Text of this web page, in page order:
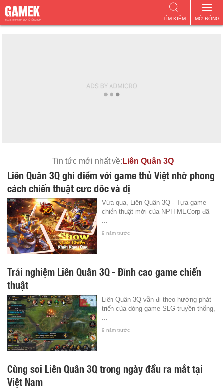
MỞ RỘNG
TÌM KIẾM
Tin tức mới nhất về: Liên Quân 3Q
Liên Quân 3Q ghi điểm với game thủ Việt nhờ phong
cách chiến thuật cực độc và dị
Vừa qua, Liên Quân 3Q - Tựa game
chiến thuật mới của NPH MECorp đã
...
9 năm trước
Trải nghiệm Liên Quân 3Q - Đỉnh cao game chiến
thuật
Liên Quân 3Q vẫn đi theo hướng phát
triển của dòng game SLG truyền thống,
9 năm trước
Cùng soi Liên Quân 3Q trong ngày đầu ra mắt tại
Việt Nam